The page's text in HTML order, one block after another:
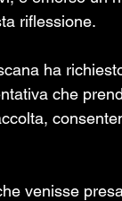
riflessione.
ha
che
venisse